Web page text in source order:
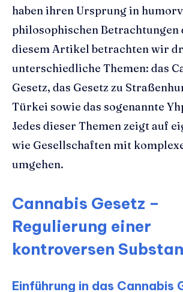
haben ihren Ursprung in
philosophischen Betrachtungen
diesem Artikel betrachten wir
unterschiedliche Themen: das
Gesetz, das Gesetz zu
Türkei sowie das sogenannte
Jedes dieser Themen zeigt auf
wie Gesellschaften mit
umgehen.
Cannabis Gesetz –
Regulierung einer
kontroversen
Einführung in das Cannabis